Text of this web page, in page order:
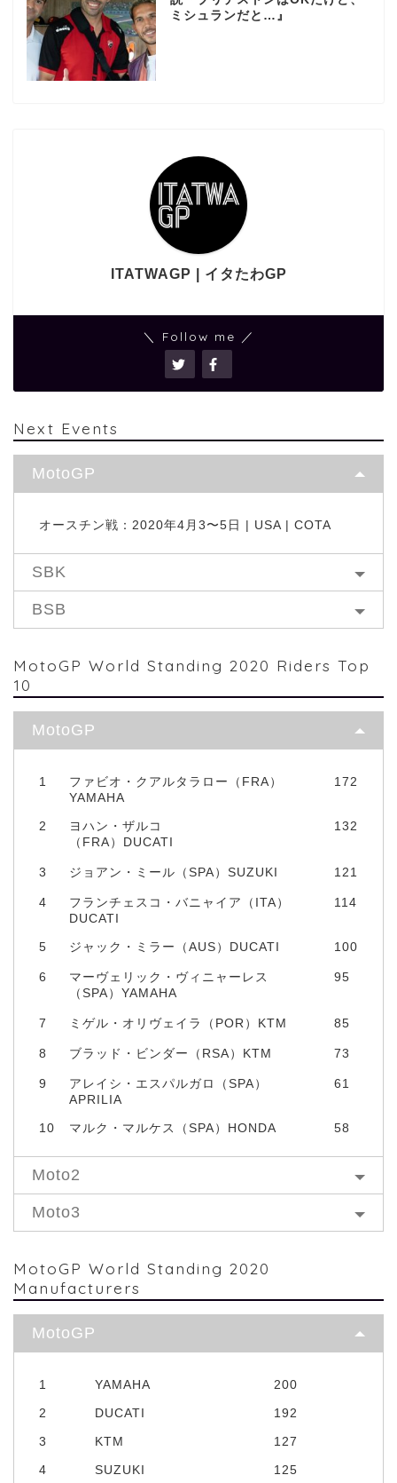
ミシュランだと…』
ITATWAGP | イタたわGP
＼ Follow me ／
Next Events
MotoGP
オースチン戦：2020年4月3〜5日 | USA | COTA
SBK
BSB
MotoGP World Standing 2020 Riders Top
10
MotoGP
1
ファビオ・クアルタラロー（FRA）
YAMAHA
172
2
ヨハン・ザルコ
（FRA）DUCATI
132
3 ジョアン・ミール（SPA）SUZUKI 121
4
フランチェスコ・バニャイア（ITA）
DUCATI
114
5 ジャック・ミラー（AUS）DUCATI 100
6
マーヴェリック・ヴィニャーレス
（SPA）YAMAHA
95
7 ミゲル・オリヴェイラ（POR）KTM 85
8 ブラッド・ビンダー（RSA）KTM 73
9
アレイシ・エスパルガロ（SPA）
APRILIA
61
10 マルク・マルケス（SPA）HONDA 58
Moto2
Moto3
MotoGP World Standing 2020
Manufacturers
MotoGP
1 YAMAHA
200
2
DUCATI
192
3
KTM
127
4
SUZUKI 125